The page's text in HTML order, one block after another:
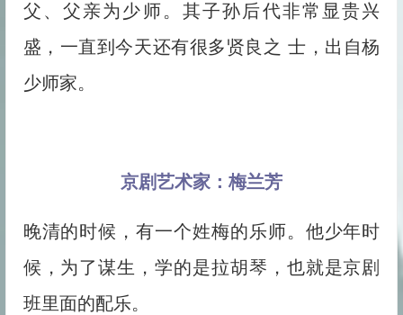
父、父亲为少师。其子孙后代非常显贵兴
盛，一直到今天还有很多贤良之 士，出自杨
少师家。
京剧艺术家：梅兰芳
晚清的时候，有一个姓梅的乐师。他少年时
候，为了谋生，学的是拉胡琴，也就是京剧
班里面的配乐。